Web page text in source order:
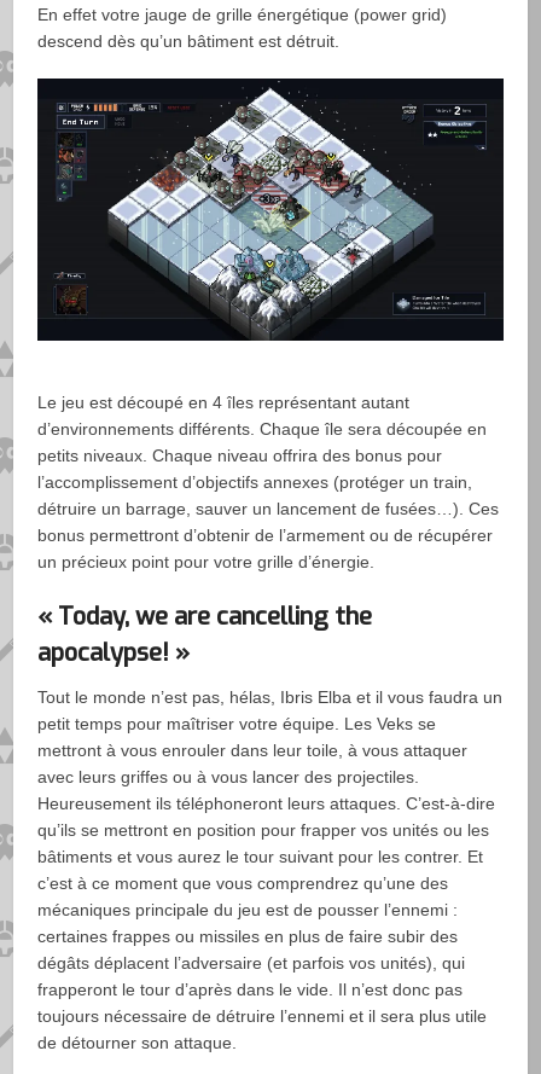
En effet votre jauge de grille énergétique (power grid)
descend dès qu’un bâtiment est détruit.
Le jeu est découpé en 4 îles représentant autant
d’environnements différents. Chaque île sera découpée en
petits niveaux. Chaque niveau offrira des bonus pour
l’accomplissement d’objectifs annexes (protéger un train,
détruire un barrage, sauver un lancement de fusées…). Ces
bonus permettront d’obtenir de l’armement ou de récupérer
un précieux point pour votre grille d’énergie.
« Today, we are cancelling the
apocalypse! »
Tout le monde n’est pas, hélas, Ibris Elba et il vous faudra un
petit temps pour maîtriser votre équipe. Les Veks se
mettront à vous enrouler dans leur toile, à vous attaquer
avec leurs griffes ou à vous lancer des projectiles.
Heureusement ils téléphoneront leurs attaques. C’est-à-dire
qu’ils se mettront en position pour frapper vos unités ou les
bâtiments et vous aurez le tour suivant pour les contrer. Et
c’est à ce moment que vous comprendrez qu’une des
mécaniques principale du jeu est de pousser l’ennemi :
certaines frappes ou missiles en plus de faire subir des
dégâts déplacent l’adversaire (et parfois vos unités), qui
frapperont le tour d’après dans le vide. Il n’est donc pas
toujours nécessaire de détruire l’ennemi et il sera plus utile
de détourner son attaque.